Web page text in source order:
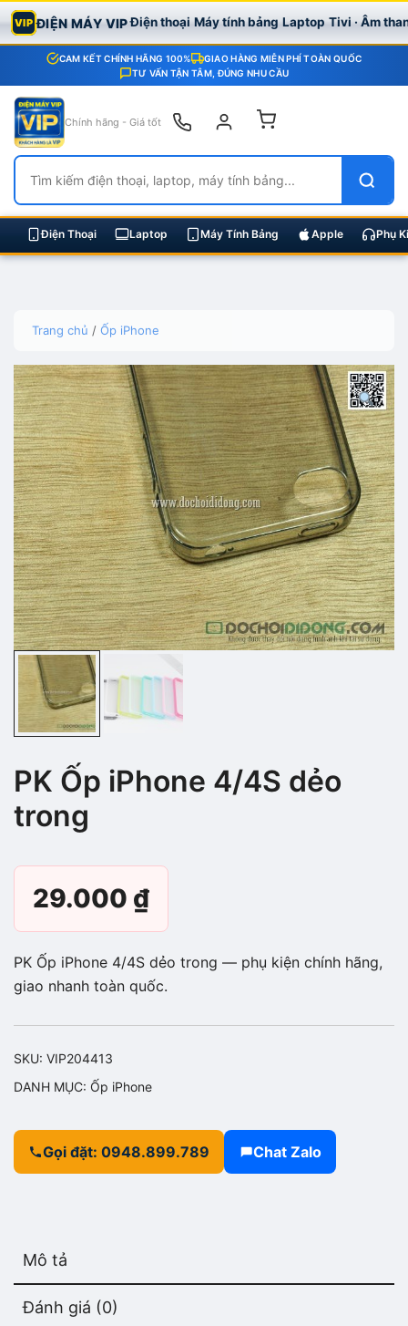
VIP ĐIỆN MÁY VIPĐiện thoại Máy tính bảng Laptop Tivi · Âm
CAM KẾT CHÍNH HÃNG 100%
GIAO HÀNG MIỄN PHÍ TOÀN QUỐC
TƯ VẤN TẬN TÂM, ĐÚNG NHU CẦU
Chính hãng - Giá tốt
Điện Thoại Laptop Máy Tính Bảng Apple Phụ
content
Trang chủ / Ốp iPhone
PK Ốp iPhone 4/4S dẻo
trong
29.000 ₫
PK Ốp iPhone 4/4S dẻo trong — phụ kiện chính hãng,
giao nhanh toàn quốc.
SKU: VIP204413
DANH MỤC: Ốp iPhone
Gọi đặt: 0948.899.789 Chat Zalo
Mô tả
Đánh giá (0)